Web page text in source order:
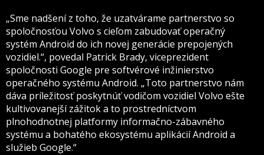
„Sme nadšení z toho, že uzatvárame partnerstvo so
spoločnosťou Volvo s cieľom zabudovať operačný
systém Android do ich novej generácie prepojených
vozidiel.“, povedal Patrick Brady, viceprezident
spoločnosti Google pre softvérové inžinierstvo
operačného systému Android. „Toto partnerstvo nám
dáva príležitosť poskytnúť vodičom vozidiel Volvo ešte
kultivovanejší zážitok a to prostredníctvom
plnohodnotnej platformy informačno-zábavného
systému a bohatého ekosystému aplikácií Android a
služieb Google.“